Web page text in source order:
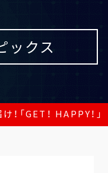
ックス
「GET！ HAPPY！」